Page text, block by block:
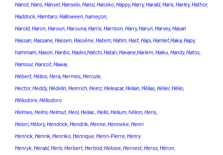
Hanot, Hans, Hänsel, Hanselo, Hansi, Hansko, Happy, Harry, Harald, Haris, Harley, Hathor,
Haddock, Hamtaro, Halloween, hameçon,
Harold, Haron, Haroun, Harouna, Harris, Harrison, Harry, Harun, Harvey, Hasan
Hassan, Hassane, Hassen, Hassène, Hatem, Hatim, Hast, Hapi, Hamlet,Haka, Hapy,
hammam, Haxon, Haribo, Hades,Hatchi, Hatari, Havane,Harlem, Haiku, Handy, Hatos,
Hamour, Haricot, Hawai,
Hébert, Hélios, Hera, Hermes, Hercule,
Hector, Heddy, Hédelin, Heinrich, Heinz, Heleazar, Helian, Hélias, Hélier, Hélio,
Héliodore, Héliodoro
Helmes, Helmi, Helmut, Heol, Helias , Hello, Helium, hélion, Heris,
Helori, Hélory, Hendrick, Hendrik, Henne, Henneke, Henri
Henrick, Henrik, Henriko, Henrique, Henri-Pierre, Henry
Henryk, Herald, Herb, Herbert, Herbod, Heloise, Hernest, Heros, Héron,